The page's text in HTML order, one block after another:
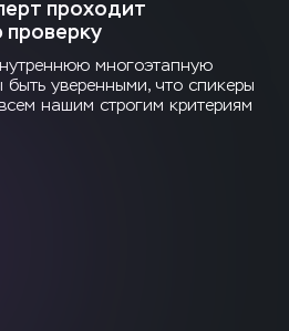
проходит
многоэтапную
быть уверенными, что спикеры
нашим строгим критериям